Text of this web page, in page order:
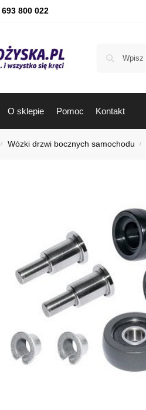
693 800 022
O sklepie Pomoc Kontakt
/ Wózki drzwi bocznych samochodu /